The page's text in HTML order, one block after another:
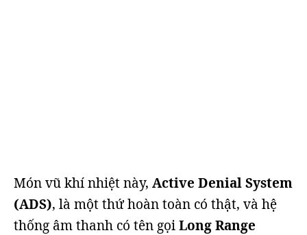
Món vũ khí nhiệt này, Active Denial System
(ADS), là một thứ hoàn toàn có thật, và hệ
thống âm thanh có tên gọiLong Range